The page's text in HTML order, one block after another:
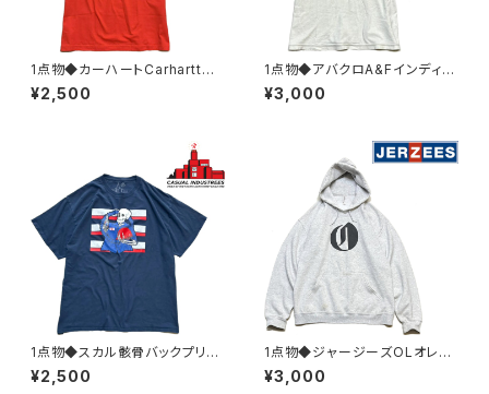
1点物◆カーハートCarharttバ
ックプリントTシャツ古着メンズL
レディースOKアメカジ90sスト
¥2,500
1点物◆アバクロA&Fインディア
ン半袖ビンテージ加工Tシャツ
古着メンズMLレディースOKア
¥3,000
1点物◆スカル骸骨バックプリン
ト紺フェードTシャツ古着メンズ
3XLレディースOKアメカジ90s
¥2,500
1点物◆ジャージーズOLオレゴ
ンライブ黒プリントスウェットパ
ーカーUSA古着メンズLレディ
¥3,000